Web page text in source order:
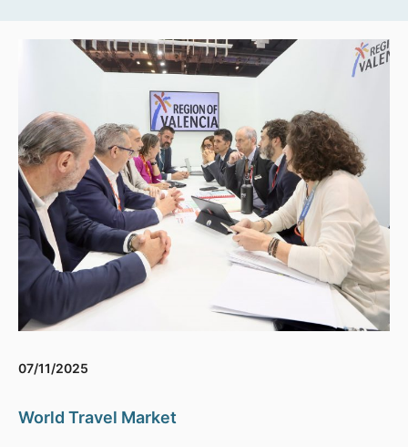
07/11/2025
World Travel Market